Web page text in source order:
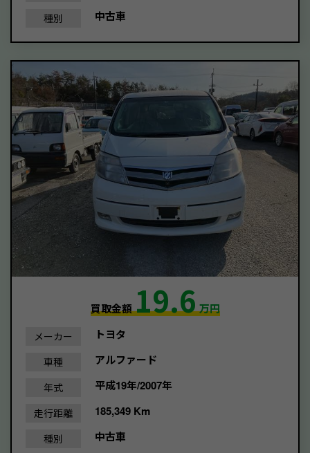
種別 中古車
買取金額19.6万円
メーカー トヨタ
車種 アルファード
年式 平成19年/2007年
走行距離 185,349 Km
種別 中古車